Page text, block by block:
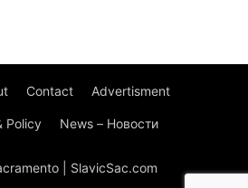
Contact Advertisment
Policy News – Новости
| SlavicSac.com